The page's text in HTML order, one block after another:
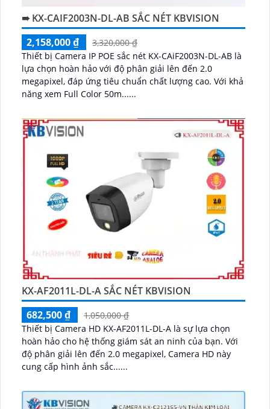
➠ KX-CAIF2003N-DL-AB SẮC NÉT KBVISION
2,158,000 ₫
3,320,000 ₫
Thiết bị Camera IP POE sắc nét KX-CAiF2003N-DL-AB là
lựa chọn hoàn hảo với độ phân giải lên đến 2.0
megapixel, đáp ứng tiêu chuẩn chất lượng cao. Với khả
năng xem Full Color 50m......
KX-AF2011L-DL-A SẮC NÉT KBVISION
682,500 ₫
1,050,000 ₫
Thiết bị Camera HD KX-AF2011L-DL-A là sự lựa chọn
hoàn hảo cho hệ thống giám sát an ninh của bạn. Với
độ phân giải lên đến 2.0 megapixel, Camera HD này
cung cấp hình ảnh sắc......